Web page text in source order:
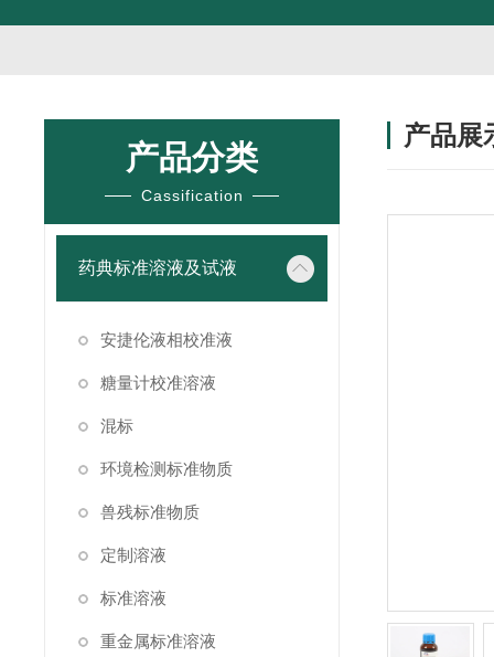
产品分类
Cassification
药典标准溶液及试液
安捷伦液相校准液
糖量计校准溶液
混标
环境检测标准物质
兽残标准物质
定制溶液
标准溶液
重金属标准溶液
产品展